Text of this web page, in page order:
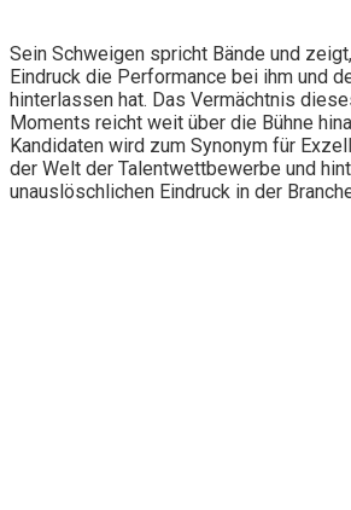
Sein Schweigen spricht Bände und
Eindruck die Performance bei ihm und
hinterlassen hat. Das Vermächtnis
Moments reicht weit über die Bühne
Kandidaten wird zum Synonym für
der Welt der Talentwettbewerbe und
unauslöschlichen Eindruck in der